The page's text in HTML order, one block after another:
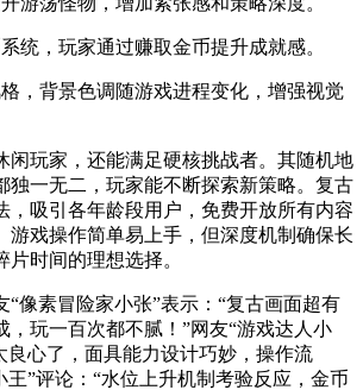
统，玩家通过赚取金币提升成就感。
，背景色调随游戏进程变化，增强视觉
闲玩家，还能满足硬核挑战者。其随机地
独一无二，玩家能不断探索新策略。复古
，吸引各年龄段用户，免费开放所有内容
游戏操作简单易上手，但深度机制确保长
时间的理想选择。
“像素冒险家小张”表示：“复古画面超有
，玩一百次都不腻！”网友“游戏达人小
良心了，面具能力设计巧妙，操作流
王”评论：“水位上升机制考验反应，金币